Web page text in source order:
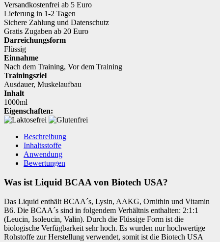
Versandkostenfrei ab 5 Euro
Lieferung in 1-2 Tagen
Sichere Zahlung und Datenschutz
Gratis Zugaben ab 20 Euro
Darreichungsform
Flüssig
Einnahme
Nach dem Training, Vor dem Training
Trainingsziel
Ausdauer, Muskelaufbau
Inhalt
1000ml
Eigenschaften:
Beschreibung
Inhaltsstoffe
Anwendung
Bewertungen
Was ist Liquid BCAA von Biotech USA?
Das Liquid enthält BCAA´s, Lysin, AAKG, Ornithin und Vitamin
B6. Die BCAA´s sind in folgendem Verhältnis enthalten: 2:1:1
(Leucin, Isoleucin, Valin). Durch die Flüssige Form ist die
biologische Verfügbarkeit sehr hoch. Es wurden nur hochwertige
Rohstoffe zur Herstellung verwendet, somit ist die Biotech USA